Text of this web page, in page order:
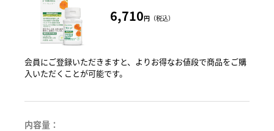
6,710円 （税込）
会員にご登録いただきますと、よりお得なお値段で商品をご購
入いただくことが可能です。
内容量：